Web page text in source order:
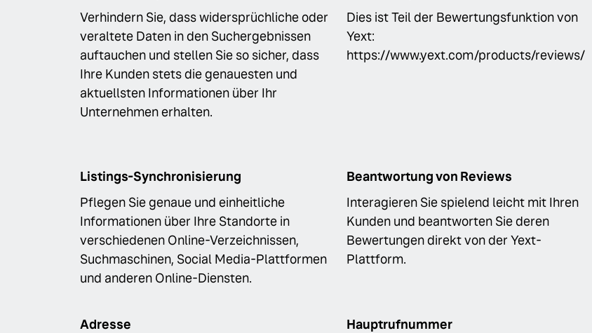
Verhindern Sie, dass widersprüchliche oder
veraltete Daten in den Suchergebnissen
auftauchen und stellen Sie so sicher, dass
Ihre Kunden stets die genauesten und
aktuellsten Informationen über Ihr
Unternehmen erhalten.
Dies ist Teil der Bewertungsfunktion von
Yext:
https://www.yext.com/products/reviews/
Listings-Synchronisierung
Pflegen Sie genaue und einheitliche
Informationen über Ihre Standorte in
verschiedenen Online-Verzeichnissen,
Suchmaschinen, Social Media-Plattformen
und anderen Online-Diensten.
Beantwortung von Reviews
Interagieren Sie spielend leicht mit Ihren
Kunden und beantworten Sie deren
Bewertungen direkt von der Yext-
Plattform.
Adresse
Hauptrufnummer